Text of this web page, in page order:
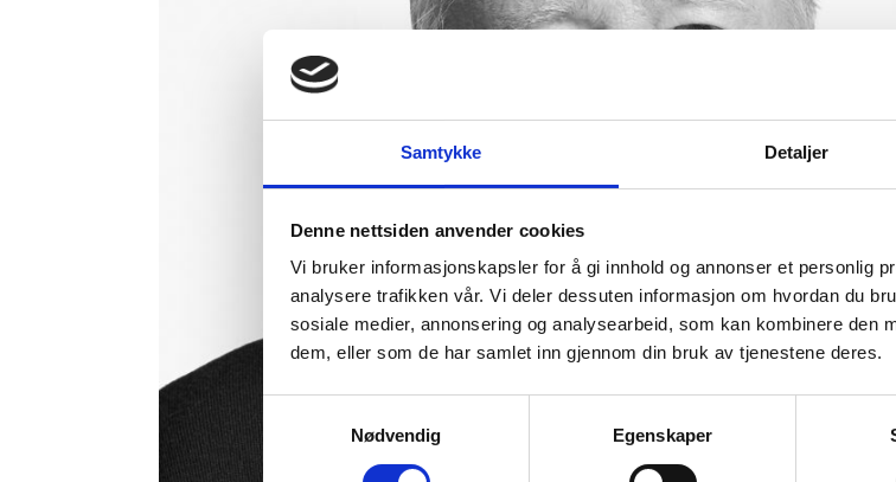
Samtykke Detaljer
Denne nettsiden anvender cookies
Vi bruker informasjonskapsler for å gi innhold og annonser et personlig
analysere trafikken vår. Vi deler dessuten informasjon om hvordan du
sosiale medier, annonsering og analysearbeid, som kan kombinere den
dem, eller som de har samlet inn gjennom din bruk av tjenestene deres.
Nødvendig
Egenskaper